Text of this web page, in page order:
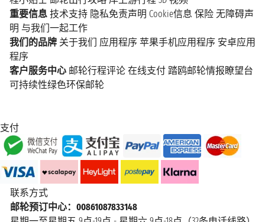
重要信息 技术支持 隐私免责声明 Cookie信息 保险 无障碍声
明 与我们一起工作
我们的品牌 关于我们 应用程序 苹果手机应用程序 安卓应用
程序
客户服务中心 邮轮行程评论 在线支付 踏鸥邮轮情报瞭望台
可持续性绿色环保邮轮
支付
联系方式
邮轮预订中心：00861087833148